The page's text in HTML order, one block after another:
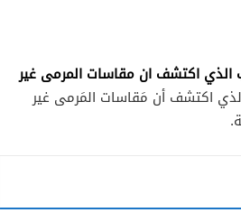
الذي اكتشف ان مقاسات المرمى غير
اكتشف أن مَقاسات المَرمى غير